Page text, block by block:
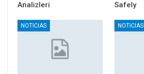
Analizleri
Safely
NOTICIAS NOTICIAS